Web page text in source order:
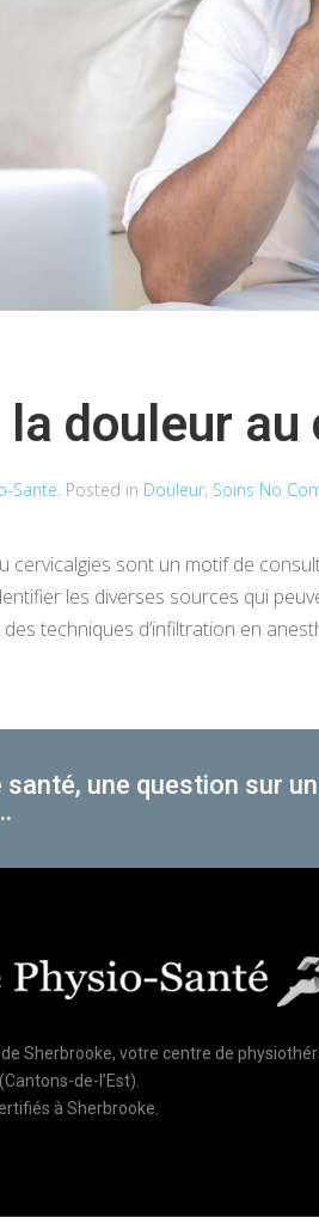
la douleur au
Sante . Posted in Douleur, Soins No
cervicalgies sont un motif de
les diverses sources qui
techniques d’infiltration en
santé, une question sur
de Sherbrooke, votre centre de
de-l’Est).
à Sherbrooke.